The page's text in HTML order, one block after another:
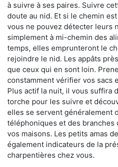
à suivre à ses paires. Suivre
doute au nid. Et si le chemin
vous ne pouvez détecter leurs
simplement à mi-chemin des
temps, elles emprunteront le
rejoindre le nid. Les appâts
que ceux qui en sont loin.
constamment vérifier vos sacs
Plus actif la nuit, il vous suffira
torche pour les suivre et
elles se servent généralement
téléphoniques et des branches
vos maisons. Les petits amas
également indicateurs de la
charpentières chez vous.